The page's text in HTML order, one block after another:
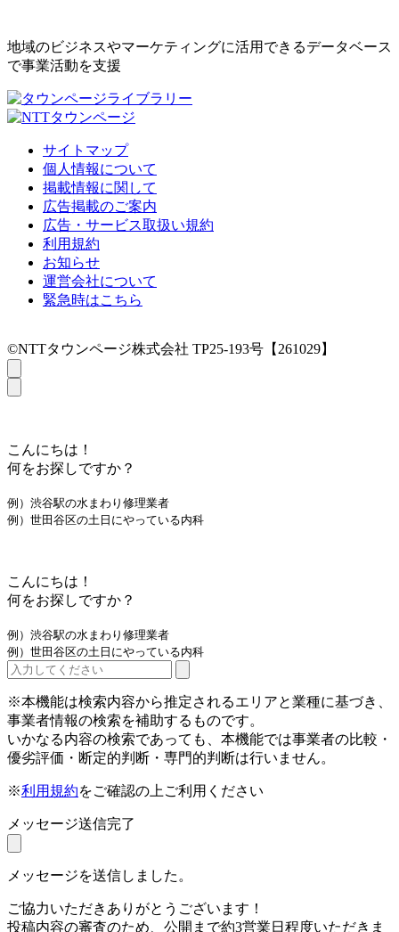
地域のビジネスやマーケティングに活用できるデータベース
で事業活動を支援
サイトマップ
個人情報について
掲載情報に関して
広告掲載のご案内
広告・サービス取扱い規約
利用規約
お知らせ
運営会社について
緊急時はこちら
©NTTタウンページ株式会社 TP25-193号【261029】
こんにちは！
何をお探しですか？
例）渋谷駅の水まわり修理業者
例）世田谷区の土日にやっている内科
こんにちは！
何をお探しですか？
例）渋谷駅の水まわり修理業者
例）世田谷区の土日にやっている内科
※本機能は検索内容から推定されるエリアと業種に基づき、
事業者情報の検索を補助するものです。
いかなる内容の検索であっても、本機能では事業者の比較・
優劣評価・断定的判断・専門的判断は行いません。
※利用規約をご確認の上ご利用ください
メッセージ送信完了
メッセージを送信しました。
ご協力いただきありがとうございます！
投稿内容の審査のため、公開まで約3営業日程度いただきま